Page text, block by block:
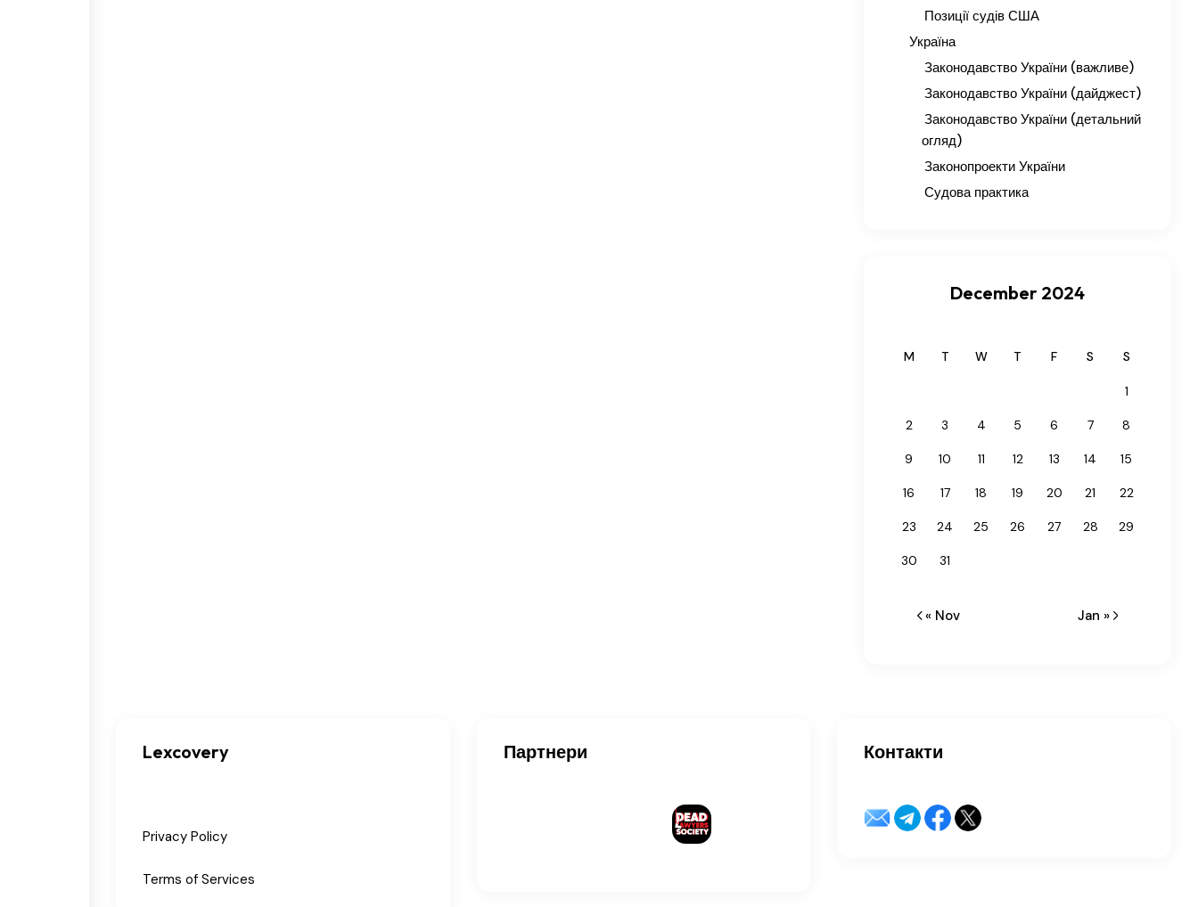
Позиції судів США
Україна
Законодавство України (важливе)
Законодавство України (дайджест)
Законодавство України (детальний
огляд)
Законопроекти України
Судова практика
December 2024
M T W T F S S
1
2 3 4 5 6 7 8
9 10 11 12 13 14 15
16 17 18 19 20 21 22
23 24 25 26 27 28 29
30 31
« Nov Jan »
Lexcovery
Privacy Policy
Terms of Services
Партнери Контакти